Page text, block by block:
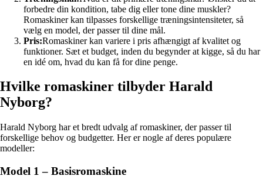
forbedre din kondition, tabe dig eller tone dine muskler?
Romaskiner kan tilpasses forskellige træningsintensiteter, så
vælg en model, der passer til dine mål.
Pris:Romaskiner kan variere i pris afhængigt af kvalitet og
funktioner. Sæt et budget, inden du begynder at kigge, så du har
en idé om, hvad du kan få for dine penge.
Hvilke romaskiner tilbyder Harald
Nyborg?
Harald Nyborg har et bredt udvalg af romaskiner, der passer til
forskellige behov og budgetter. Her er nogle af deres populære
modeller:
Model 1 – Basisromaskine